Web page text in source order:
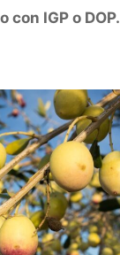
con IGP o DOP.